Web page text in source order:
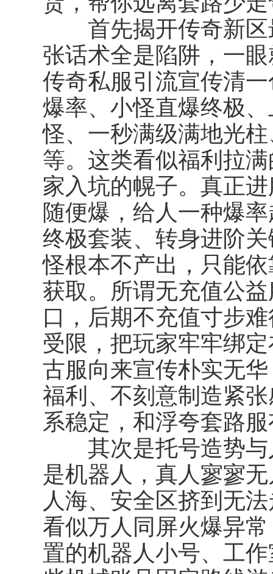
首先揭开传奇新区
张话术全是陷阱，一
传奇私服引流宣传清
爆率、小怪直爆终极
怪、一秒满级满地光
等。这类看似福利拉
家入坑的幌子。真正
随便爆，给人一种爆
终极套装、转身进阶
怪根本不产出，只能
获取。所谓无充值公
口，后期不充值寸步
受限，把玩家牢牢绑
古服向来宣传朴实无
福利、不刻意制造紧
系稳定，和浮夸套路
其次是托号造势
是机器人，真人寥寥
人海、安全区挤到无
看似万人同屏火爆异
置的机器人小号、工